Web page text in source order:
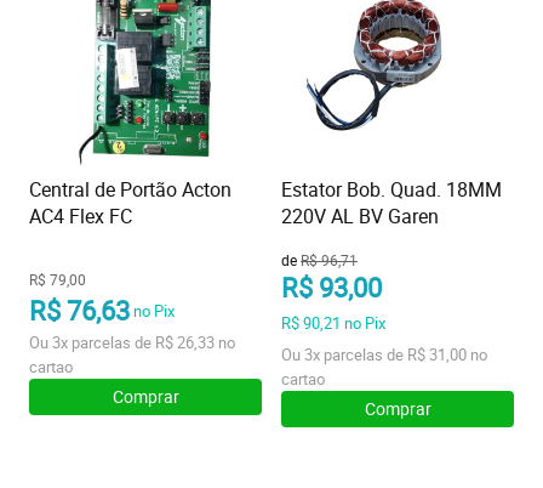
Central de Portão Acton
AC4 Flex FC
R$ 79,00
R$ 76,63no Pix
Ou3x parcelas de R$ 26,33 no
cartao
Comprar
Estator Bob. Quad. 18MM
220V AL BV Garen
deR$ 96,71
R$ 93,00
R$ 90,21 no Pix
Ou3x parcelas de R$ 31,00 no
cartao
Comprar